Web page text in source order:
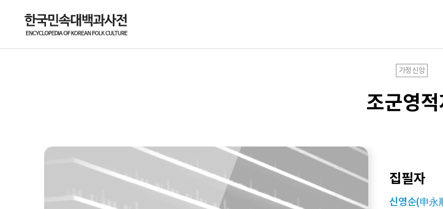
가정신앙
조군영적
집필자
신영순(申永